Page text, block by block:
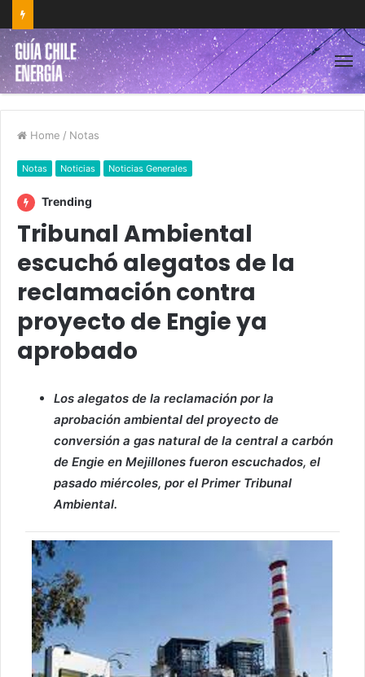
Home / Notas
Notas Noticias Noticias Generales
Trending
Tribunal Ambiental
escuchó alegatos de la
reclamación contra
proyecto de Engie ya
aprobado
Los alegatos de la reclamación por la
aprobación ambiental del proyecto de
conversión a gas natural de la central a carbón
de Engie en Mejillones fueron escuchados, el
pasado miércoles, por el Primer Tribunal
Ambiental.